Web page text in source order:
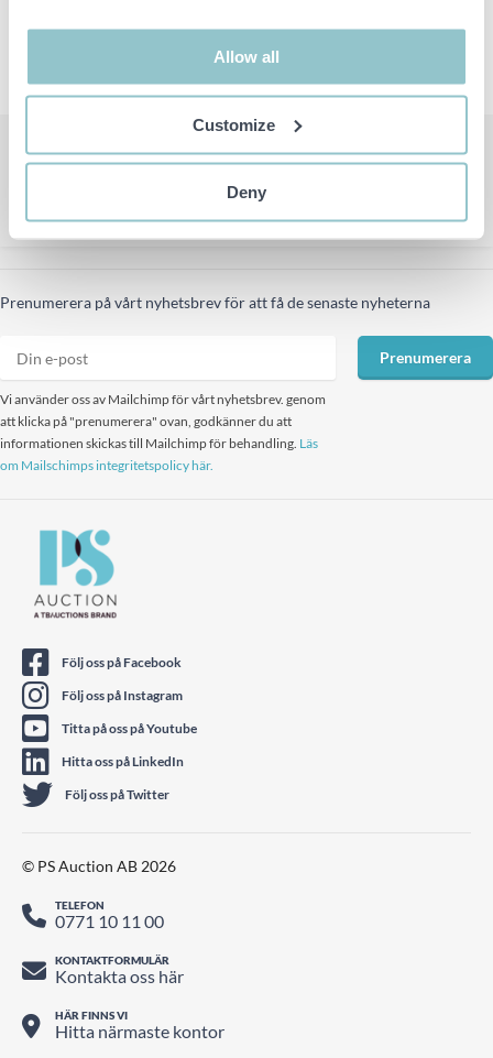
Allow all
Customize
Deny
förhyrd nyrenoverad restauranglokal som omfattar ca. 750
kvadratmeter fördelat över tre våningar.
FÖREGÅENDE SIDA NÄSTA SIDA
1 2 3 4 5 6 7 8
Prenumerera på vårt nyhetsbrev för att få de senaste nyheterna
Vi använder oss av Mailchimp för vårt nyhetsbrev. genom
att klicka på "prenumerera" ovan, godkänner du att
informationen skickas till Mailchimp för behandling. Läs
om Mailschimps integritetspolicy här.
Prenumerera
Följ oss på Facebook
Följ oss på Instagram
Titta på oss på Youtube
Hitta oss på LinkedIn
Följ oss på Twitter
© PS Auction AB 2026
TELEFON
0771 10 11 00
KONTAKTFORMULÄR
Kontakta oss här
HÄR FINNS VI
Hitta närmaste kontor